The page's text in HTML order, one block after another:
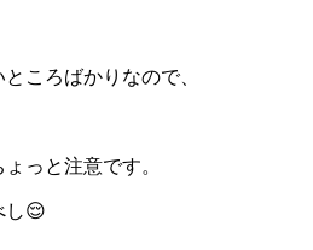
ころばかりなので、
っと注意です。
し😌